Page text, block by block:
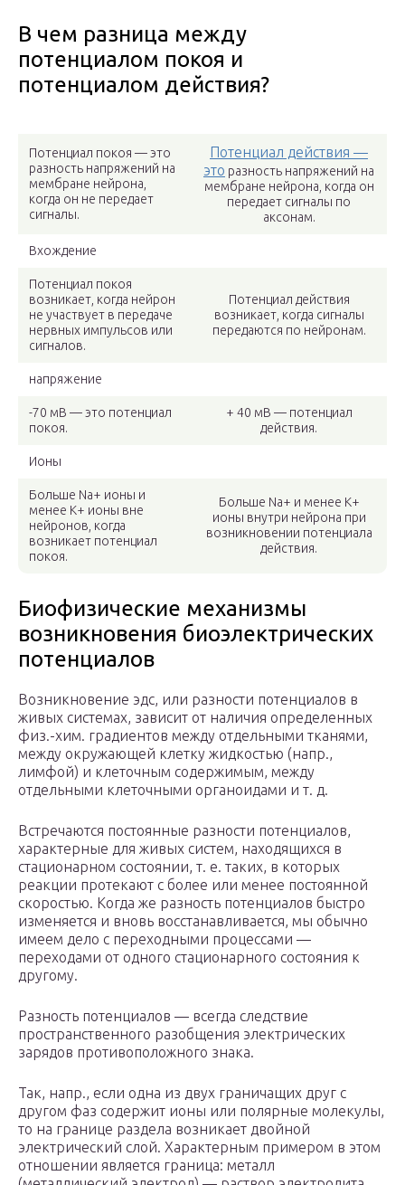
В чем разница между
потенциалом покоя и
потенциалом действия?
Потенциал покоя — это
разность напряжений на
мембране нейрона,
когда он не передает
сигналы.
Потенциал действия —
это разность напряжений на
мембране нейрона, когда он
передает сигналы по
аксонам.
Вхождение
Потенциал покоя
возникает, когда нейрон
не участвует в передаче
нервных импульсов или
сигналов.
Потенциал действия
возникает, когда сигналы
передаются по нейронам.
напряжение
-70 мВ — это потенциал
покоя.
+ 40 мВ — потенциал
действия.
Ионы
Больше Na+ ионы и
менее K+ ионы вне
нейронов, когда
возникает потенциал
покоя.
Больше Na+ и менее K+
ионы внутри нейрона при
возникновении потенциала
действия.
Биофизические механизмы
возникновения биоэлектрических
потенциалов
Возникновение эдс, или разности потенциалов в
живых системах, зависит от наличия определенных
физ.-хим. градиентов между отдельными тканями,
между окружающей клетку жидкостью (напр.,
лимфой) и клеточным содержимым, между
отдельными клеточными органоидами и т. д.
Встречаются постоянные разности потенциалов,
характерные для живых систем, находящихся в
стационарном состоянии, т. е. таких, в которых
реакции протекают с более или менее постоянной
скоростью. Когда же разность потенциалов быстро
изменяется и вновь восстанавливается, мы обычно
имеем дело с переходными процессами —
переходами от одного стационарного состояния к
другому.
Разность потенциалов — всегда следствие
пространственного разобщения электрических
зарядов противоположного знака.
Так, напр., если одна из двух граничащих друг с
другом фаз содержит ионы или полярные молекулы,
то на границе раздела возникает двойной
электрический слой. Характерным примером в этом
отношении является граница: металл